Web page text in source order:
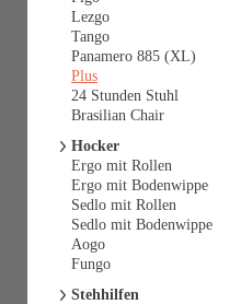
Lezgo
Tango
Panamero 885 (XL)
Plus
24 Stunden Stuhl
Brasilian Chair
Hocker
Ergo mit Rollen
Ergo mit Bodenwippe
Sedlo mit Rollen
Sedlo mit Bodenwippe
Aogo
Fungo
Stehhilfen